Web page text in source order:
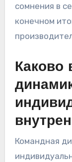
сомнения в
конечном
Каково
Командная